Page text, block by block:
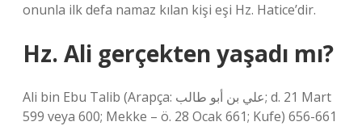
onunla ilk defa namaz kılan kişi eşi Hz. Hatice’dir.
Hz. Ali gerçekten yaşadı mı?
Ali bin Ebu Talib (Arapça: علي بن أبو طالب; d. 21 Mart
599 veya 600; Mekke – ö. 28 Ocak 661; Kufe) 656-661